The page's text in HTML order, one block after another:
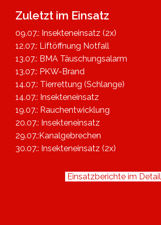
Zuletzt im Einsatz
09.07.: Insekteneinsatz (2x)
12.07.: Liftöffnung Notfall
13.07.: BMA Täuschungsalarm
13.07.: PKW-Brand
14.07.: Tierrettung (Schlange)
14.07.: Insekteneinsatz
19.07.: Rauchentwicklung
20.07.: Insekteneinsatz
29.07.:Kanalgebrechen
30.07.: Insekteneinsatz (2x)
Einsatzberichte im Detail